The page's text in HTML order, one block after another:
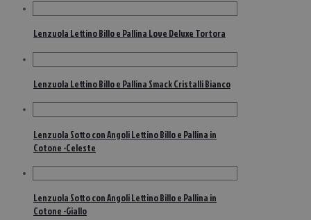
Lenzuola Lettino Billo e Pallina Love Deluxe Tortora
Lenzuola Lettino Billo e Pallina Smack Cristalli Bianco
Lenzuola Sotto con Angoli Lettino Billo e Pallina in
Cotone -Celeste
Lenzuola Sotto con Angoli Lettino Billo e Pallina in
Cotone -Giallo